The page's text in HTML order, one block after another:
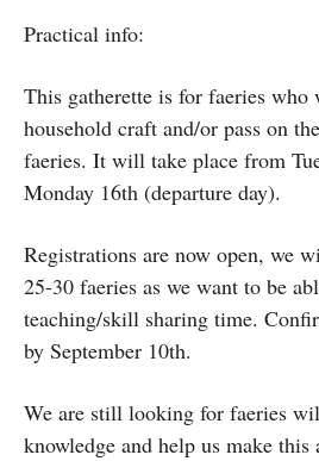
Practical info:
This gatherette is for faeries who
household craft and/or pass on
faeries. It will take place from
Monday 16th (departure day).
Registrations are now open, we
25-30 faeries as we want to be
teaching/skill sharing time.
by September 10th.
We are still looking for faeries
knowledge and help us make